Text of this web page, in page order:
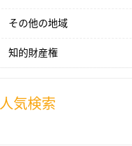
その他の地域
知的財産権
人気検索